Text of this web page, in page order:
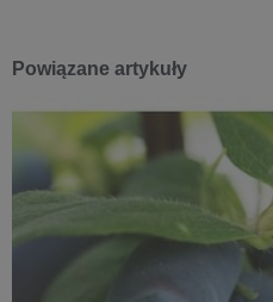
Powiązane artykuły